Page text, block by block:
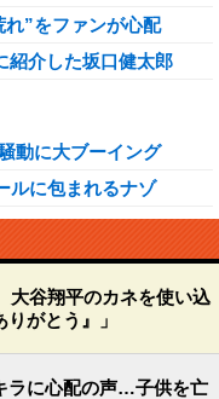
”をファンが心配
介した坂口健太郎
動に大ブーイング
ルに包まれるナゾ
谷翔平のカネを使い込
がとう』」
ラに心配の声…子供を亡